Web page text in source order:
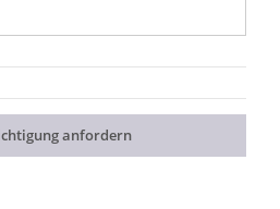
anfordern